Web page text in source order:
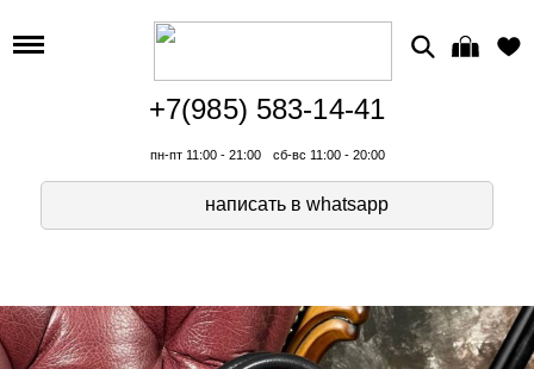
+7(985) 583-14-41
пн-пт 11:00 - 21:00 сб-вс 11:00 - 20:00
написать в whatsapp